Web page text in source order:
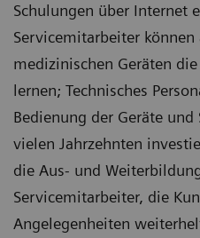
Schulungen über Internet
Servicemitarbeiter können
medizinischen Geräten
lernen; Technisches
Bedienung der Geräte
vielen Jahrzehnten
die Aus- und
Servicemitarbeiter, die
Angelegenheiten